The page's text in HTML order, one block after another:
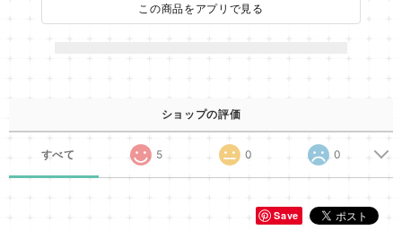
この商品をアプリで見る
ショップの評価
すべて 5 0 0
Save